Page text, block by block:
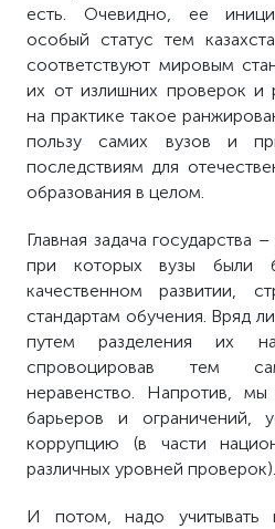
есть. Очевидно, ее
особый статус тем
соответствуют мировым
их от излишних проверок и
на практике такое
пользу самих вузов и
последствиям для
образования в целом.
Главная задача государства
при которых вузы были
качественном развитии,
стандартам обучения. Вряд
путем разделения их
спровоцировав тем
неравенство. Напротив,
барьеров и ограничений,
коррупцию (в части
различных уровней проверок).
И потом, надо учитывать